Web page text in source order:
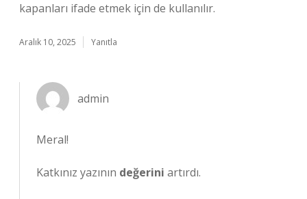
kapanları ifade etmek için de kullanılır.
Aralık 10, 2025 Yanıtla
admin
Meral!
Katkınız yazının değerini artırdı.